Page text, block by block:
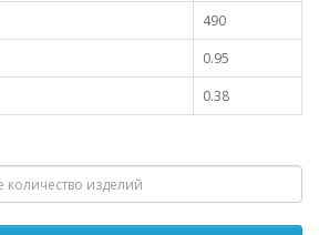
490
0.95
0.38